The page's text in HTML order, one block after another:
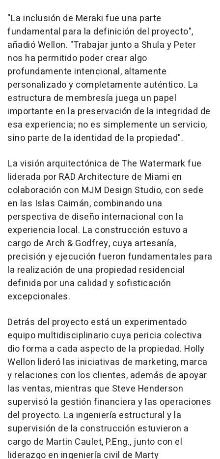
"La inclusión de Meraki fue una parte
fundamental para la definición del proyecto",
añadió Wellon. "Trabajar junto a Shula y Peter
nos ha permitido poder crear algo
profundamente intencional, altamente
personalizado y completamente auténtico. La
estructura de membresía juega un papel
importante en la preservación de la integridad de
esa experiencia; no es simplemente un servicio,
sino parte de la identidad de la propiedad".
La visión arquitectónica de The Watermark fue
liderada por RAD Architecture de Miami en
colaboración con MJM Design Studio, con sede
en las Islas Caimán, combinando una
perspectiva de diseño internacional con la
experiencia local. La construcción estuvo a
cargo de Arch & Godfrey, cuya artesanía,
precisión y ejecución fueron fundamentales para
la realización de una propiedad residencial
definida por una calidad y sofisticación
excepcionales.
Detrás del proyecto está un experimentado
equipo multidisciplinario cuya pericia colectiva
dio forma a cada aspecto de la propiedad. Holly
Wellon lideró las iniciativas de marketing, marca
y relaciones con los clientes, además de apoyar
las ventas, mientras que Steve Henderson
supervisó la gestión financiera y las operaciones
del proyecto. La ingeniería estructural y la
supervisión de la construcción estuvieron a
cargo de Martin Caulet, P.Eng., junto con el
liderazgo en ingeniería civil de Marty